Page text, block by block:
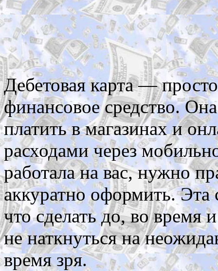
Дебетовая карта —
финансовое средство.
платить в магазинах и
расходами через
работала на вас, нужно
аккуратно оформить. Эта
что сделать до, во время
не наткнуться на
время зря.